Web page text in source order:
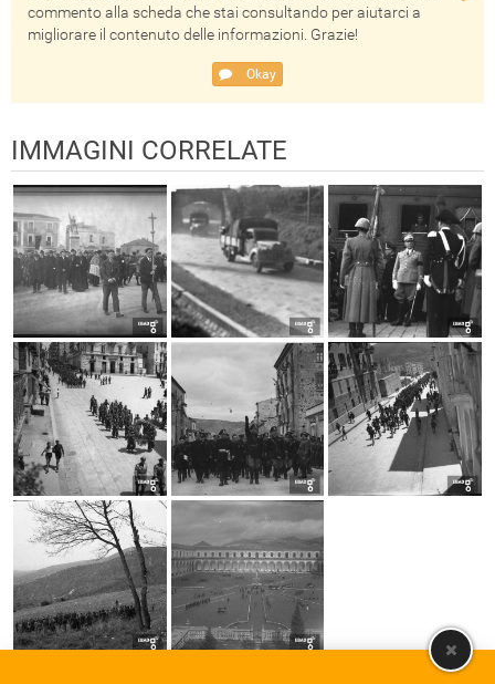
commento alla scheda che stai consultando per aiutarci a
migliorare il contenuto delle informazioni. Grazie!
Okay
IMMAGINI CORRELATE